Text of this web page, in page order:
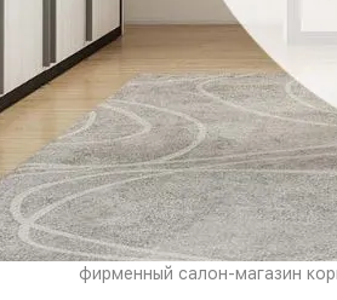
фирменный салон-магазин